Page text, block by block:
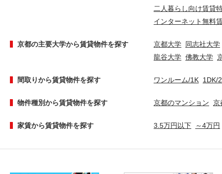
二人暮らし向け賃貸
インターネット無料
京都の主要大学から賃貸物件を探す 京都大学 同志社大学
龍谷大学 佛教大学
間取りから賃貸物件を探す ワンルーム/1K 1DK/
物件種別から賃貸物件を探す 京都のマンション 京
家賃から賃貸物件を探す 3.5万円以下 ～4万円